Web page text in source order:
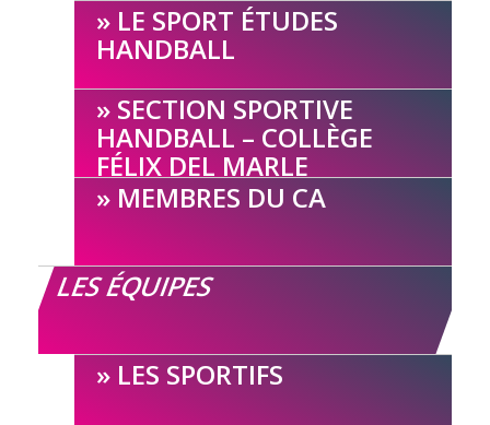
LE SPORT ÉTUDES
HANDBALL
SECTION SPORTIVE
HANDBALL – COLLÈGE
FÉLIX DEL MARLE
MEMBRES DU CA
LES ÉQUIPES
LES SPORTIFS